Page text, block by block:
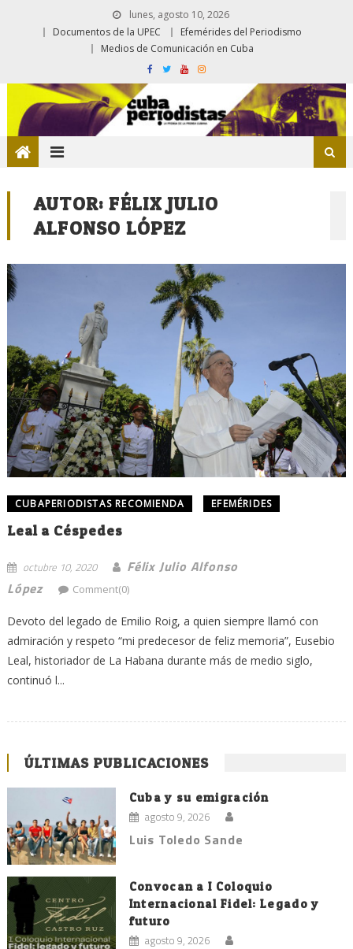
lunes, agosto 10, 2026
Documentos de la UPEC
Efemérides del Periodismo
Medios de Comunicación en Cuba
AUTOR:FÉLIX JULIO
ALFONSO LÓPEZ
CUBAPERIODISTAS RECOMIENDA EFEMÉRIDES
Leal a Céspedes
octubre 10, 2020
Félix Julio Alfonso
López
Comment(0)
Devoto del legado de Emilio Roig, a quien siempre llamó con
admiración y respeto “mi predecesor de feliz memoria”, Eusebio
Leal, historiador de La Habana durante más de medio siglo,
continuó l...
ÚLTIMAS PUBLICACIONES
Cuba y su emigración
agosto 9, 2026
Luis Toledo Sande
Convocan a I Coloquio
Internacional Fidel: Legado y
futuro
agosto 9, 2026